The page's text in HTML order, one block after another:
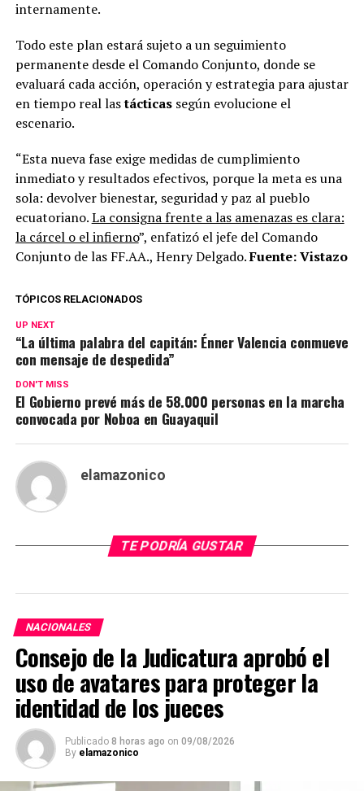
internamente.
Todo este plan estará sujeto a un seguimiento
permanente desde el Comando Conjunto, donde se
evaluará cada acción, operación y estrategia para ajustar
en tiempo real lastácticas según evolucione el
escenario.
“Esta nueva fase exige medidas de cumplimiento
inmediato y resultados efectivos, porque la meta es una
sola: devolver bienestar, seguridad y paz al pueblo
ecuatoriano.La consigna frente a las amenazas es clara:
la cárcel o el infierno”, enfatizó el jefe del Comando
Conjunto de las FF.AA., Henry Delgado.Fuente: Vistazo
TÓPICOS RELACIONADOS
UP NEXT
“La última palabra del capitán: Énner Valencia conmueve
con mensaje de despedida”
DON'T MISS
El Gobierno prevé más de 58.000 personas en la marcha
convocada por Noboa en Guayaquil
elamazonico
TE PODRÍA GUSTAR
NACIONALES
Consejo de la Judicatura aprobó el
uso de avatares para proteger la
identidad de los jueces
Publicado 8 horas ago on 09/08/2026
By elamazonico